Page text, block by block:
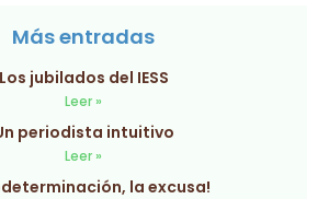
Más entradas
Los jubilados del IESS
Leer »
periodista intuitivo
Leer »
la excusa!